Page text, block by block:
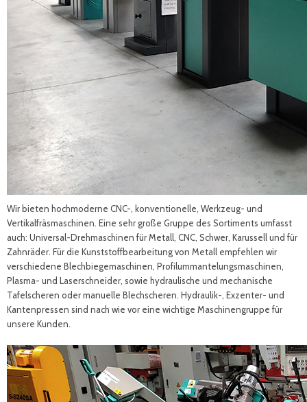
Wir bieten hochmoderne CNC-, konventionelle, Werkzeug- und
Vertikalfräsmaschinen. Eine sehr große Gruppe des Sortiments umfasst
auch: Universal-Drehmaschinen für Metall, CNC, Schwer, Karussell und für
Zahnräder. Für die Kunststoffbearbeitung von Metall empfehlen wir
verschiedene Blechbiegemaschinen, Profilummantelungsmaschinen,
Plasma- und Laserschneider, sowie hydraulische und mechanische
Tafelscheren oder manuelle Blechscheren. Hydraulik-, Exzenter- und
Kantenpressen sind nach wie vor eine wichtige Maschinengruppe für
unsere Kunden.